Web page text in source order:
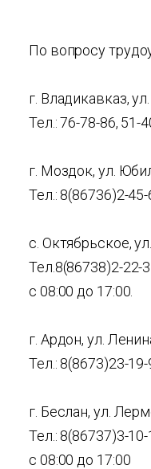
По вопросу
г. Владикавказ,
Тел.: 76-78-86, 51-
г. Моздок, ул.
Тел.: 8(86736)2-
с. Октябрьское,
Тел.8(86738)2-22-
с 08:00 до 17:00.
г. Ардон, ул.
Тел.: 8(8673)23-
г. Беслан, ул.
Тел.: 8(86737)3-10-
с 08:00 до 17:00